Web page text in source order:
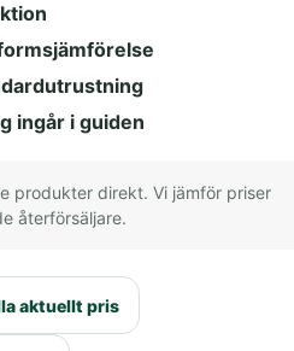
ingår i guiden
produkter direkt. Vi jämför priser
återförsäljare.
aktuellt pris